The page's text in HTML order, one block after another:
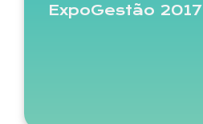
ExpoGestão 2017